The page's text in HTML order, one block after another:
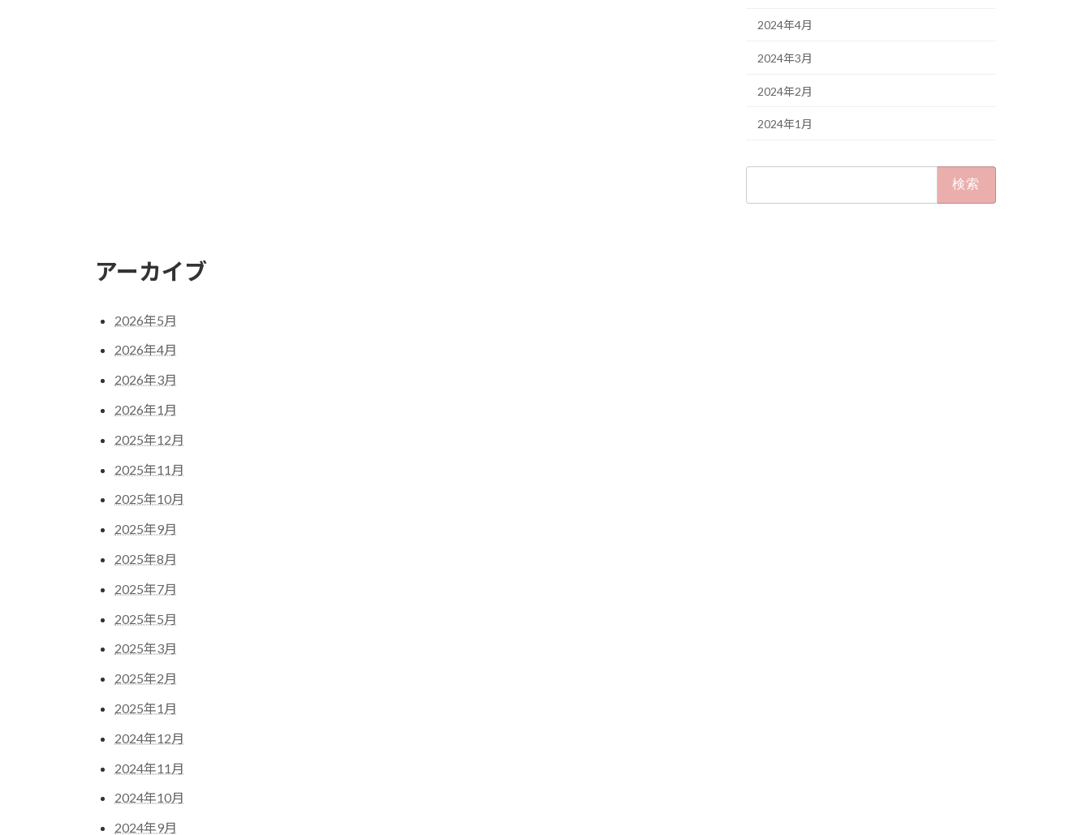
2024年4月
2024年3月
2024年2月
2024年1月
アーカイブ
2026年5月
2026年4月
2026年3月
2026年1月
2025年12月
2025年11月
2025年10月
2025年9月
2025年8月
2025年7月
2025年5月
2025年3月
2025年2月
2025年1月
2024年12月
2024年11月
2024年10月
2024年9月